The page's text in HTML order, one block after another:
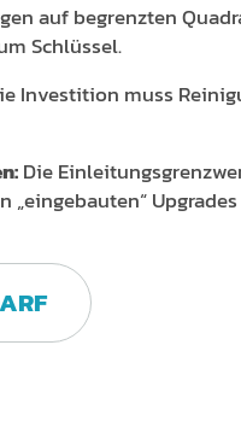
auf begrenzten
Schlüssel.
Investition muss
Die
„eingebauten“